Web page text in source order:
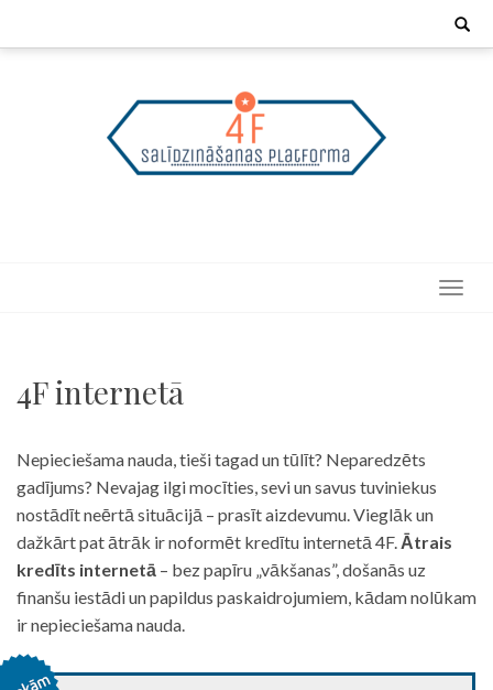
Search
4F internetā
Nepieciešama nauda, tieši tagad un tūlīt? Neparedzēts
gadījums? Nevajag ilgi mocīties, sevi un savus tuviniekus
nostādīt neērtā situācijā – prasīt aizdevumu. Vieglāk un
dažkārt pat ātrāk ir noformēt kredītu internetā 4F. Ātrais
kredīts internetā – bez papīru „vākšanas”, došanās uz
finanšu iestādi un papildus paskaidrojumiem, kādam nolūkam
ir nepieciešama nauda.